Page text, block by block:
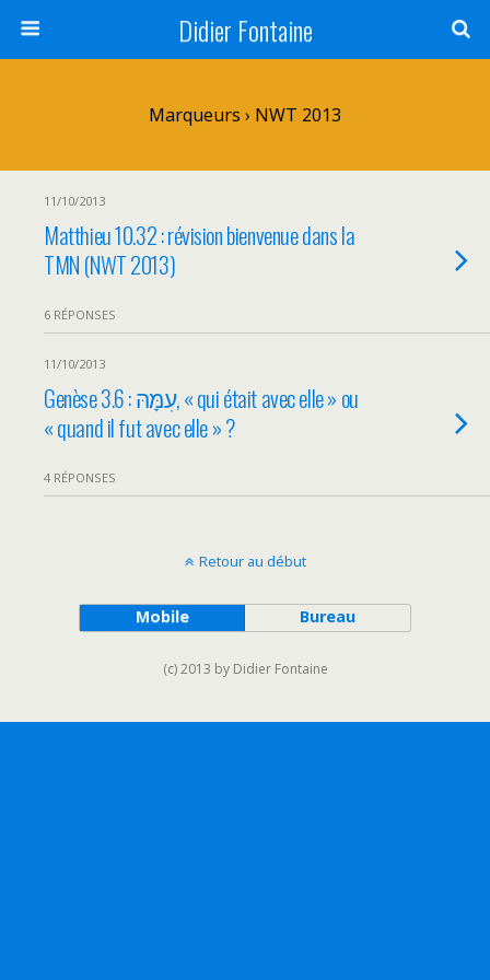
Didier Fontaine
Marqueurs › NWT 2013
11/10/2013
Matthieu 10.32 : révision bienvenue dans la
TMN (NWT 2013)
6 RÉPONSES
11/10/2013
Genèse 3.6 : עִמָּהּ, « qui était avec elle » ou
« quand il fut avec elle » ?
4 RÉPONSES
Retour au début
Mobile Bureau
(c) 2013 by Didier Fontaine